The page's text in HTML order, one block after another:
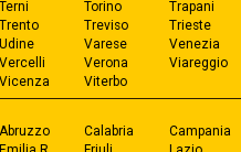
Terni
Torino
Trapani
Trento
Treviso
Trieste
Udine
Varese
Venezia
Vercelli
Verona
Viareggio
Vicenza
Viterbo
Abruzzo Calabria
Campania